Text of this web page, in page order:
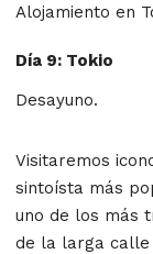
Alojamiento en
Día 9: Tokio
Desayuno.
Visitaremos
sintoísta más
uno de los más
de la larga calle